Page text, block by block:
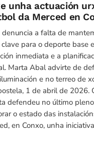
unha actuación
da Merced en
denuncia a falta de
para o deporte base
inmediata e a
Marta Abal advirte de
e no terreo de
1 de abril de 2026.
defendeu no último
o estado das
en Conxo, unha